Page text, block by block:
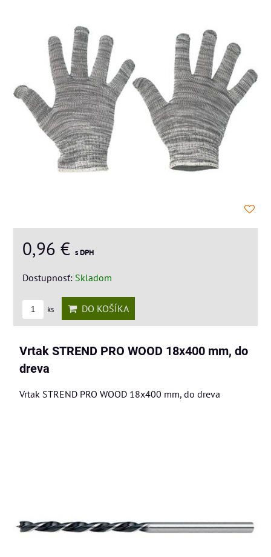
0,96 € s DPH
Dostupnosť: Skladom
ks DO KOŠÍKA
Vrtak STREND PRO WOOD 18x400 mm, do
dreva
Vrtak STREND PRO WOOD 18x400 mm, do dreva